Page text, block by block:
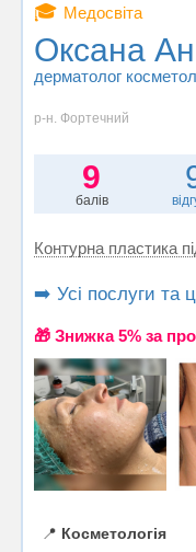
🎓 Медосвіта
Оксана
дерматолог
р-н. Фортечний
9
балів
Контурна пластика
➡️ Усі послуги та
🎁 Знижка 5% за
📍 Косметологія